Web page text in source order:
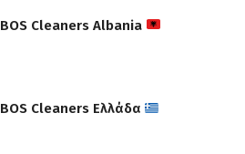
BOS Cleaners Albania
BOS Cleaners Ελλάδα